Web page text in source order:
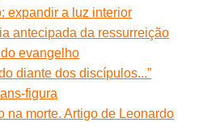
expandir a luz interior
antecipada da ressurreição
evangelho
diante dos discípulos...”
figura
na morte. Artigo de Leonardo